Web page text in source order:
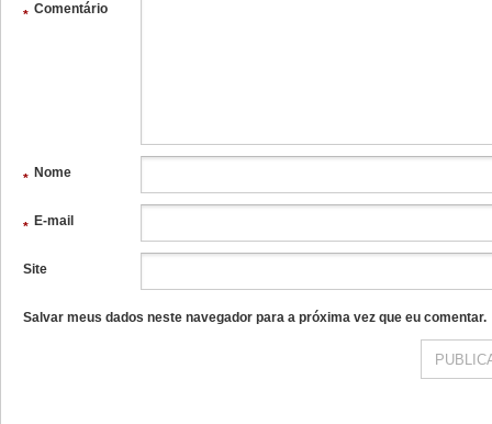
Comentário
*
Nome
*
E-mail
*
Site
Salvar meus dados neste navegador para a próxima vez que eu comentar.